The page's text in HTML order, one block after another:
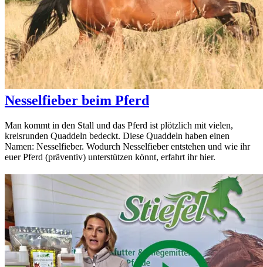
Nesselfieber beim Pferd
Man kommt in den Stall und das Pferd ist plötzlich mit vielen,
kreisrunden Quaddeln bedeckt. Diese Quaddeln haben einen
Namen: Nesselfieber. Wodurch Nesselfieber entstehen und wie ihr
euer Pferd (präventiv) unterstützen könnt, erfahrt ihr hier.